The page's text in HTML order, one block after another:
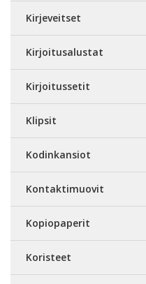
Kirjeveitset
Kirjoitusalustat
Kirjoitussetit
Klipsit
Kodinkansiot
Kontaktimuovit
Kopiopaperit
Koristeet